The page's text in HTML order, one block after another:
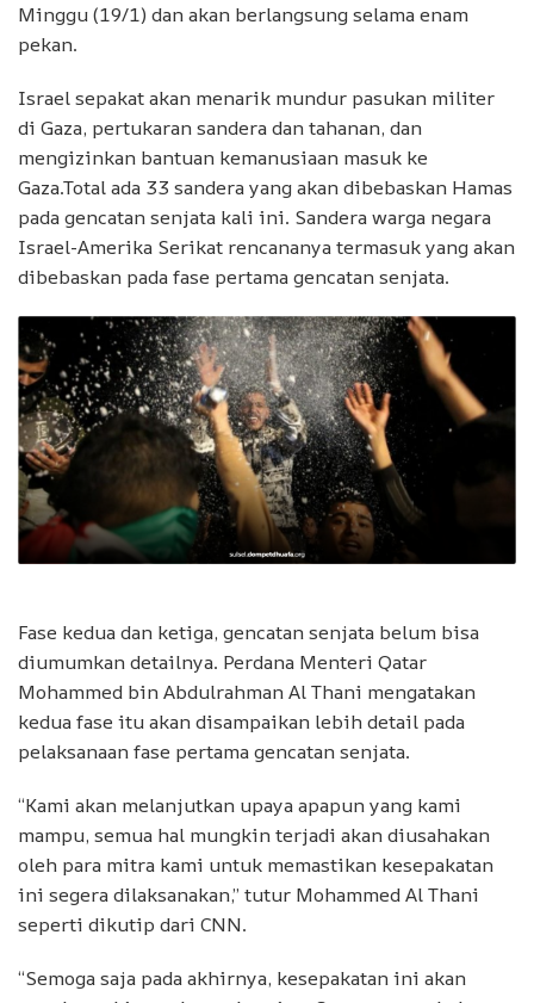
Minggu (19/1) dan akan berlangsung selama enam
pekan.
Israel sepakat akan menarik mundur pasukan militer
di Gaza, pertukaran sandera dan tahanan, dan
mengizinkan bantuan kemanusiaan masuk ke
Gaza.Total ada 33 sandera yang akan dibebaskan Hamas
pada gencatan senjata kali ini. Sandera warga negara
Israel-Amerika Serikat rencananya termasuk yang akan
dibebaskan pada fase pertama gencatan senjata.
Fase kedua dan ketiga, gencatan senjata belum bisa
diumumkan detailnya. Perdana Menteri Qatar
Mohammed bin Abdulrahman Al Thani mengatakan
kedua fase itu akan disampaikan lebih detail pada
pelaksanaan fase pertama gencatan senjata.
“Kami akan melanjutkan upaya apapun yang kami
mampu, semua hal mungkin terjadi akan diusahakan
oleh para mitra kami untuk memastikan kesepakatan
ini segera dilaksanakan,” tutur Mohammed Al Thani
seperti dikutip dari CNN.
“Semoga saja pada akhirnya, kesepakatan ini akan